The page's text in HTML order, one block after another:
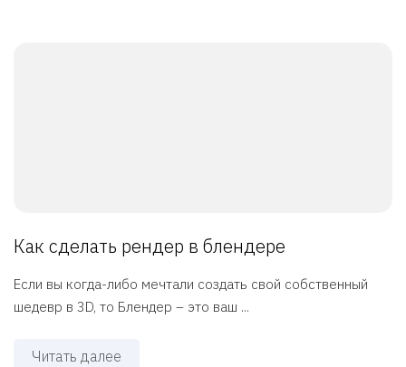
Как сделать рендер в блендере
Если вы когда-либо мечтали создать свой собственный
шедевр в 3D, то Блендер – это ваш ...
Читать далее